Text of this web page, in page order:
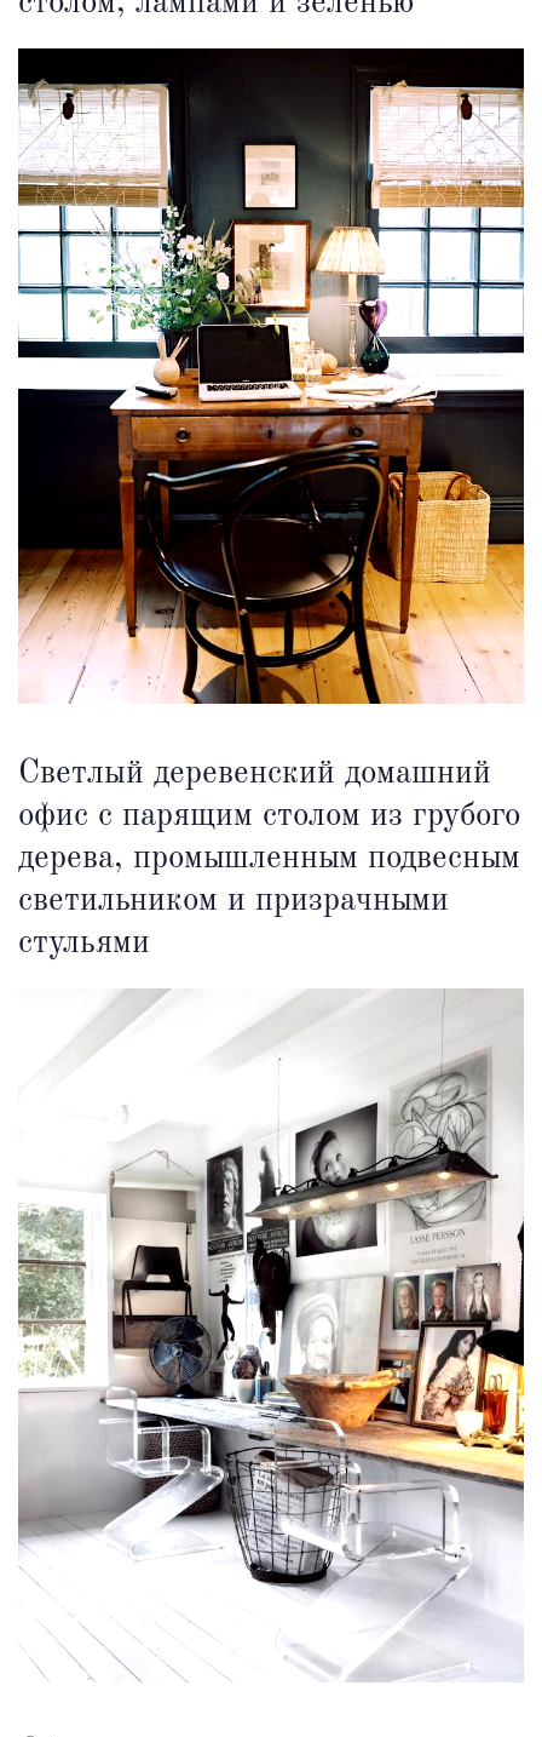
Светлый деревенский домашний
офис с парящим столом из грубого
дерева, промышленным подвесным
светильником и призрачными
стульями